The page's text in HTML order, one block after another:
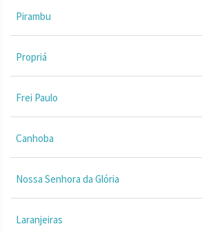
Pirambu
Propriá
Frei Paulo
Canhoba
Nossa Senhora da Glória
Laranjeiras